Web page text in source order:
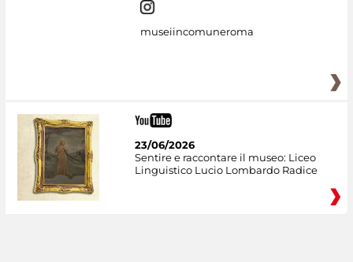
museiincomuneroma
23/06/2026
Sentire e raccontare il museo: Liceo
Linguistico Lucio Lombardo Radice